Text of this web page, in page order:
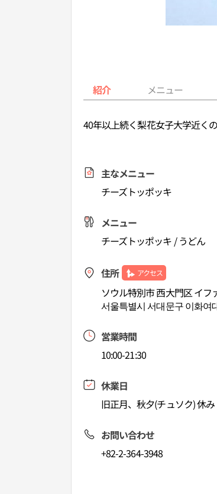
紹介 メニュー
40年以上続く梨花女子大学近く
主なメニュー
チーズトッポッキ
メニュー
チーズトッポッキ / うどん
住所 アクセス
ソウル特別市 西大門区 イフ
서울특별시 서대문구 이화여
営業時間
10:00-21:30
休業日
旧正月、秋夕(チュソク) 休み
お問い合わせ
+82-2-364-3948